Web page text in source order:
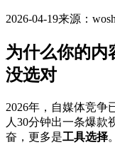
2026-04-19来源：
为什么你的内
没选对
2026年，自媒体竞争
人30分钟出一条爆款
奋，更多是工具选择。